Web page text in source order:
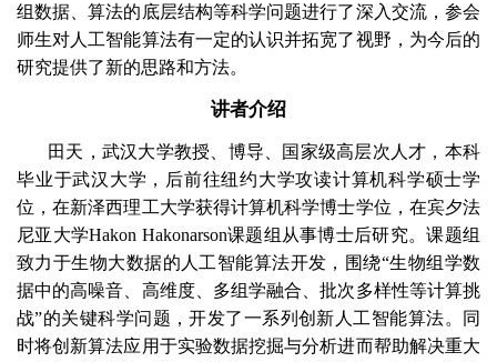
组数据、算法的底层结构等科学问题进行了深入交流，参会
师生对人工智能算法有一定的认识并拓宽了视野，为今后的
研究提供了新的思路和方法。
讲者介绍
田天，武汉大学教授、博导、国家级高层次人才，本科
毕业于武汉大学，后前往纽约大学攻读计算机科学硕士学
位，在新泽西理工大学获得计算机科学博士学位，在宾夕法
尼亚大学Hakon Hakonarson课题组从事博士后研究。课题组
致力于生物大数据的人工智能算法开发，围绕“生物组学数
据中的高噪音、高维度、多组学融合、批次多样性等计算挑
战”的关键科学问题，开发了一系列创新人工智能算法。同
时将创新算法应用于实验数据挖掘与分析进而帮助解决重大